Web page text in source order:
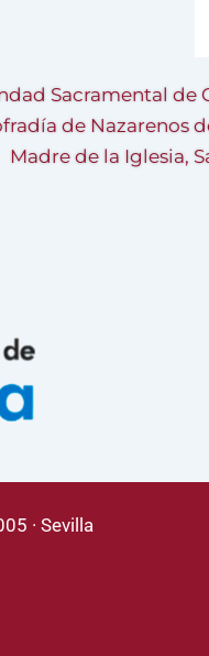
Sacramental de
de Nazarenos
Madre de la Iglesia,
· Sevilla